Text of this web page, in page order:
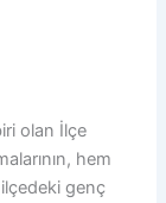
olan İlçe
hem
genç